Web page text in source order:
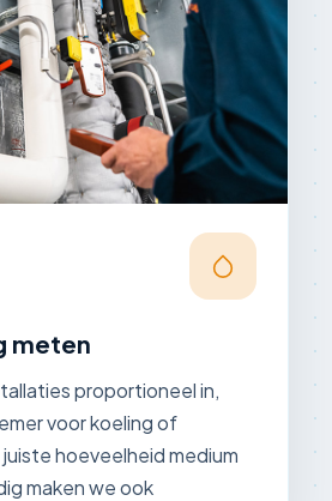
meten
proportioneel in,
voor koeling of
hoeveelheid medium
maken we ook